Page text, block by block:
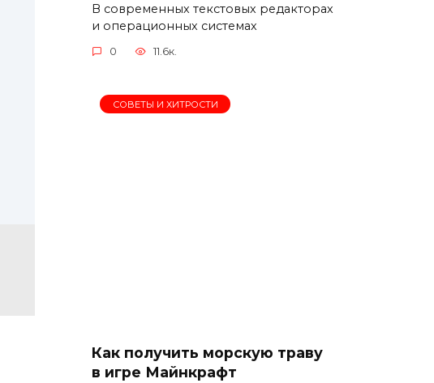
В современных текстовых редакторах
и операционных системах
0 11.6к.
СОВЕТЫ И ХИТРОСТИ
Как получить морскую траву
в игре Майнкрафт